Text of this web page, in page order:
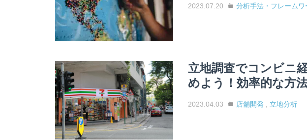
2023.07.20 分析手法・フレームワ
立地調査でコンビニ
めよう！効率的な方
2023.04.03 店舗開発 , 立地分析